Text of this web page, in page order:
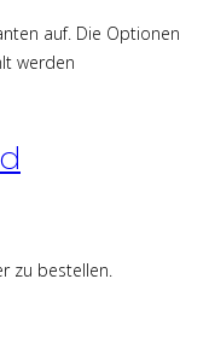
auf. Die Optionen
werden
zu bestellen.